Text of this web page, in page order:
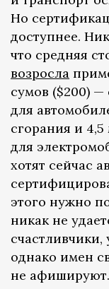
Но
доступнее.
что средняя
возросла
сумов ($200) —
для
сгорания и
для
хотят сейчас
этого нужно
никак не
счастливчики,
однако имен
не афишируют.